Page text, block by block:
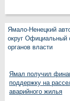
Ямало-Ненецкий
округ Официальный
органов власти
Ямал получил
поддержку на
аварийного жилья